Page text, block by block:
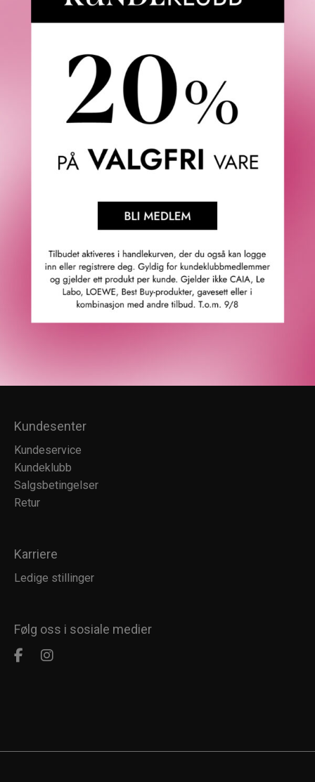
Verifisert kunde
Om Fredrik & Louisa
Autorisert forhandler
Redegjørelse åpenhetsloven
Våre butikker
Cookies
Kundesenter
Kundeservice
Kundeklubb
Salgsbetingelser
Retur
Karriere
Ledige stillinger
Følg oss i sosiale medier